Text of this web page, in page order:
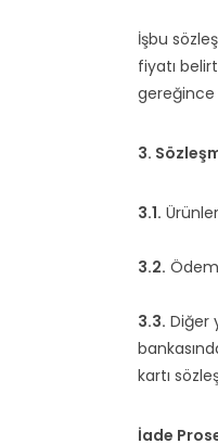
İşbu
fiyatı
gereğince
3.
3.1.
3.2.
3.3. Diğer
kartı
İade